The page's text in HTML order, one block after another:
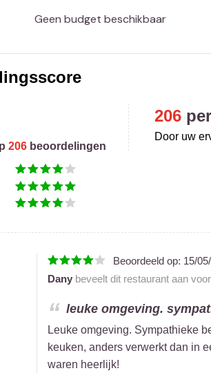
Geen budget beschikbaar
206 beoordelingen
206
Door uw
Beoordeeld op: 15/
Danybeveelt dit restaurant aan
leuke omgeving.
Leuke omgeving. Sympathieke
keuken, anders verwerkt dan in
waren heerlijk!